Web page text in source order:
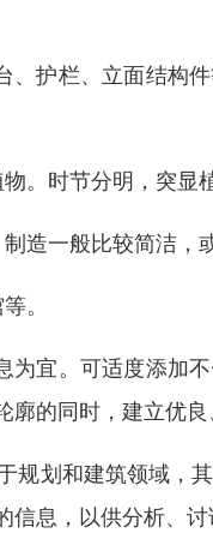
护栏、立面结构
。时节分明，突显
造一般比较简洁，
。
宜。可适度添加
的同时，建立优良
规划和建筑领域，
息，以供分析、讨